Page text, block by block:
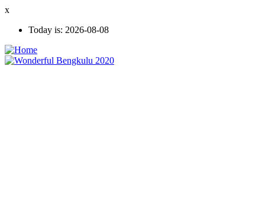
Skip
main
x
Today is: 2026-08-08